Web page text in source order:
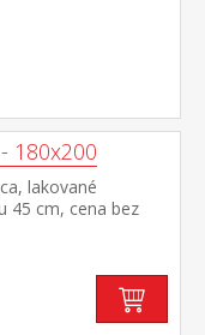
180x200
lakované
45 cm, cena bez
rozmer
alebo 2 kusy 90 ×
2 kusy R1 vhodný
8009